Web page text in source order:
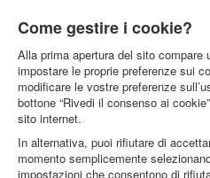
Come gestire i cookie?
Alla prima apertura del sito compare
impostare le proprie preferenze sui
modificare le vostre preferenze
bottone “Rivedi il consenso ai
sito internet.
In alternativa, puoi rifiutare di
momento semplicemente
impostazioni che consentono di